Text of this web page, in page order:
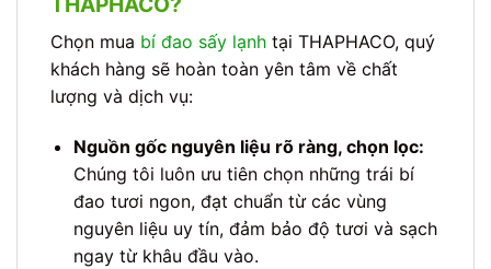
Chọn mua bí đao sấy lạnh tại THAPHACO, quý
khách hàng sẽ hoàn toàn yên tâm về chất
lượng và dịch vụ:
Nguồn gốc nguyên liệu rõ ràng, chọn lọc:
Chúng tôi luôn ưu tiên chọn những trái bí
đao tươi ngon, đạt chuẩn từ các vùng
nguyên liệu uy tín, đảm bảo độ tươi và sạch
ngay từ khâu đầu vào.